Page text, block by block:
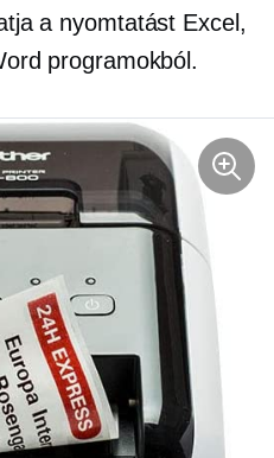
a nyomtatást Excel,
programokból.